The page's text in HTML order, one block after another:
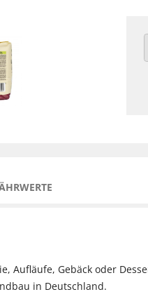
Aufläufe, Gebäck oder
in Deutschland.